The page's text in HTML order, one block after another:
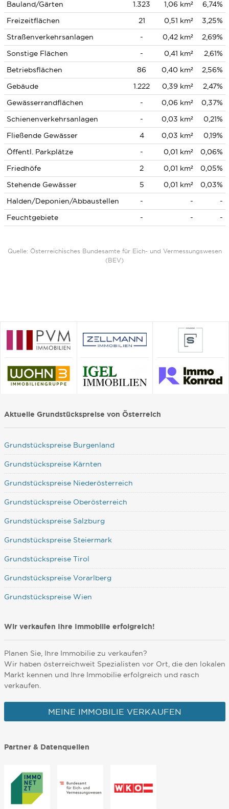
Bauland/Gärten 1.323 1,06 km²
6,74%
Freizeitflächen
21 0,51 km²
3,25%
Straßenverkehrsanlagen
- 0,42 km²
2,69%
Sonstige Flächen
- 0,41 km²
2,61%
Betriebsflächen
86 0,40 km²
2,56%
Gebäude
1.222 0,39 km²
2,47%
Gewässerrandflächen
- 0,06 km²
0,37%
Schienenverkehrsanlagen
- 0,03 km²
0,21%
Fließende Gewässer
4 0,03 km²
0,19%
Öffentl. Parkplätze
- 0,01 km²
0,06%
Friedhöfe
2 0,01 km²
0,05%
Stehende Gewässer
5 0,01 km²
0,03%
Halden/Deponien/Abbaustellen
- -
-
Feuchtgebiete
- - -
Quelle: Österreichisches Bundesamte für Eich- und Vermessungswesen
(BEV)
Aktuelle Grundstückspreise von Österreich
Grundstückspreise Burgenland
Grundstückspreise Kärnten
Grundstückspreise Niederösterreich
Grundstückspreise Oberösterreich
Grundstückspreise Salzburg
Grundstückspreise Steiermark
Grundstückspreise Tirol
Grundstückspreise Vorarlberg
Grundstückspreise Wien
Wir verkaufen Ihre Immobilie erfolgreich!
Planen Sie, Ihre Immobilie zu verkaufen?
Wir haben österreichweit Spezialisten vor Ort, die den lokalen
Markt kennen und Ihre Immobilie erfolgreich und rasch
verkaufen.
MEINE IMMOBILIE VERKAUFEN
Partner & Datenquellen